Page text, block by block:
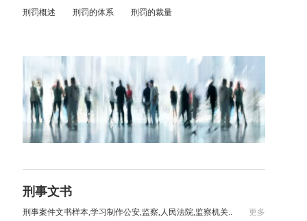
刑罚概述
刑罚的体系 刑罚的裁量
刑事文书
更多
刑事案件文书样本,学习制作公安,监察,人民法院,监察机关..